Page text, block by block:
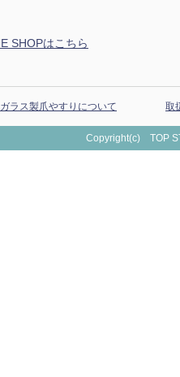
ガラス製爪やすりについて 取
Copyright(c) TOP